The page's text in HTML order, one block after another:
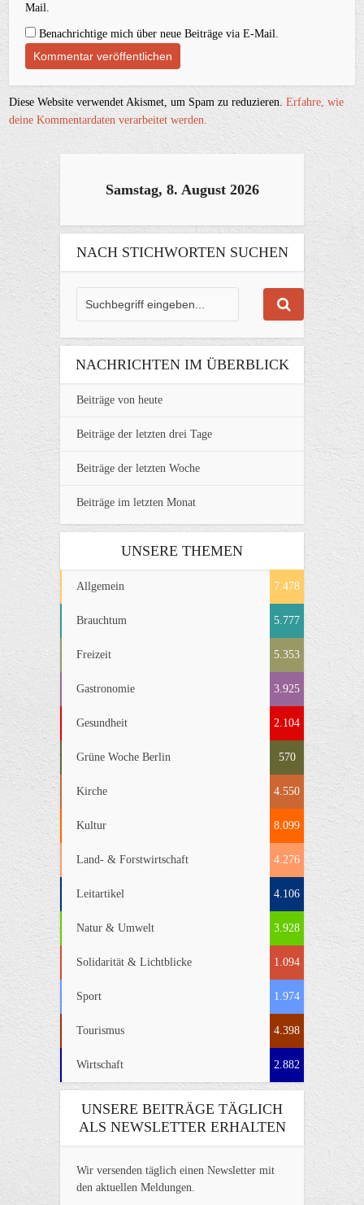
Mail.
Benachrichtige mich über neue Beiträge via E-Mail.
Diese Website verwendet Akismet, um Spam zu reduzieren.Erfahre, wie
deine Kommentardaten verarbeitet werden.
Samstag, 8. August 2026
NACH STICHWORTEN SUCHEN
NACHRICHTEN IM ÜBERBLICK
Beiträge von heute
Beiträge der letzten drei Tage
Beiträge der letzten Woche
Beiträge im letzten Monat
UNSERE THEMEN
Allgemein 7.478
Brauchtum 5.777
Freizeit 5.353
Gastronomie 3.925
Gesundheit 2.104
Grüne Woche Berlin 570
Kirche 4.550
Kultur 8.099
Land- & Forstwirtschaft 4.276
Leitartikel 4.106
Natur & Umwelt 3.928
Solidarität & Lichtblicke 1.094
Sport 1.974
Tourismus 4.398
Wirtschaft 2.882
UNSERE BEITRÄGE TÄGLICH
ALS NEWSLETTER ERHALTEN
Wir versenden täglich einen Newsletter mit
den aktuellen Meldungen.